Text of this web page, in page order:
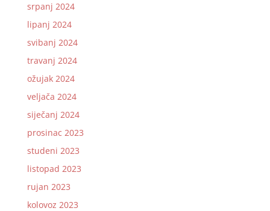
srpanj 2024
lipanj 2024
svibanj 2024
travanj 2024
ožujak 2024
veljača 2024
siječanj 2024
prosinac 2023
studeni 2023
listopad 2023
rujan 2023
kolovoz 2023